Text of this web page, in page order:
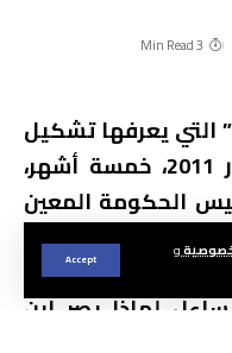
و
Accept
3 Min Read
التي يعرفها تشكيل
ثاني حكومة في ظل دستور 2011، خمسة أشهر،
الحكومة المعين
المنصرم
يستحيل أن يكون
لماذا يصر ابن